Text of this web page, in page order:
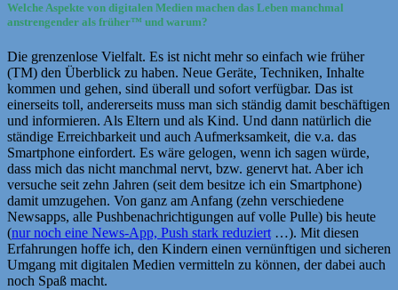
Welche Aspekte von digitalen Medien machen das Leben manchmal
anstrengender als früher™ und warum?
Die grenzenlose Vielfalt. Es ist nicht mehr so einfach wie früher
(TM) den Überblick zu haben. Neue Geräte, Techniken, Inhalte
kommen und gehen, sind überall und sofort verfügbar. Das ist
einerseits toll, andererseits muss man sich ständig damit beschäftigen
und informieren. Als Eltern und als Kind. Und dann natürlich die
ständige Erreichbarkeit und auch Aufmerksamkeit, die v.a. das
Smartphone einfordert. Es wäre gelogen, wenn ich sagen würde,
dass mich das nicht manchmal nervt, bzw. genervt hat. Aber ich
versuche seit zehn Jahren (seit dem besitze ich ein Smartphone)
damit umzugehen. Von ganz am Anfang (zehn verschiedene
Newsapps, alle Pushbenachrichtigungen auf volle Pulle) bis heute
(nur noch eine News-App, Push stark reduziert …). Mit diesen
Erfahrungen hoffe ich, den Kindern einen vernünftigen und sicheren
Umgang mit digitalen Medien vermitteln zu können, der dabei auch
noch Spaß macht.